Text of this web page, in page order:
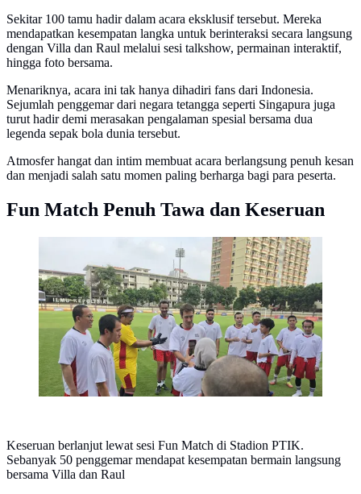
Sekitar 100 tamu hadir dalam acara eksklusif tersebut. Mereka
mendapatkan kesempatan langka untuk berinteraksi secara langsung
dengan Villa dan Raul melalui sesi talkshow, permainan interaktif,
hingga foto bersama.
Menariknya, acara ini tak hanya dihadiri fans dari Indonesia.
Sejumlah penggemar dari negara tetangga seperti Singapura juga
turut hadir demi merasakan pengalaman spesial bersama dua
legenda sepak bola dunia tersebut.
Atmosfer hangat dan intim membuat acara berlangsung penuh kesan
dan menjadi salah satu momen paling berharga bagi para peserta.
Fun Match Penuh Tawa dan Keseruan
Keseruan Raul bersama fans di Jakarta
(Liputan6.com/Thomas)
Keseruan berlanjut lewat sesi Fun Match di Stadion PTIK.
Sebanyak 50 penggemar mendapat kesempatan bermain langsung
bersama Villa dan Raul